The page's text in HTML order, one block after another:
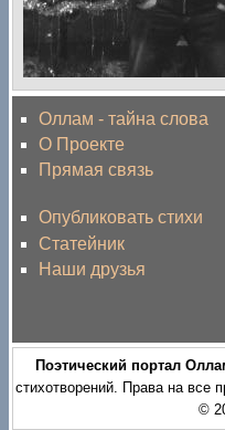
Оллам - тайна слова
О Проекте
Прямая связь
Опубликовать стихи
Статейник
Наши друзья
Поэтический портал
стихотворений. Права на все
©